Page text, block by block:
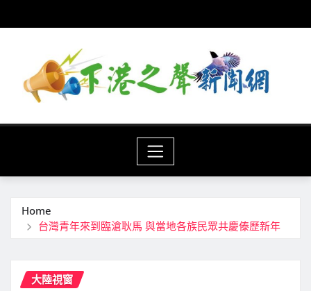
to
Home
台灣青年來到臨滄耿馬 與當地各族民眾共慶傣歷新年
大陸視窗